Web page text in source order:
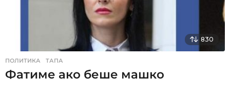
830
ПОЛИТИКА ,ТАПА
Фатиме ако беше машко